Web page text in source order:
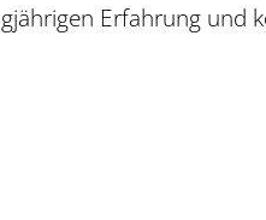
Erfahrung und